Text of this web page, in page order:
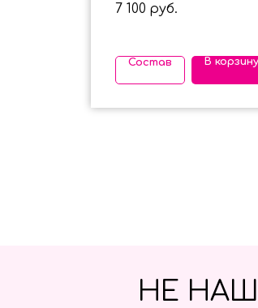
7 100 руб.
Состав В корзину
НЕ